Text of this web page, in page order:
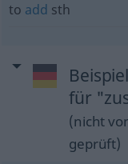
to add sth
für
(nicht
geprüft)